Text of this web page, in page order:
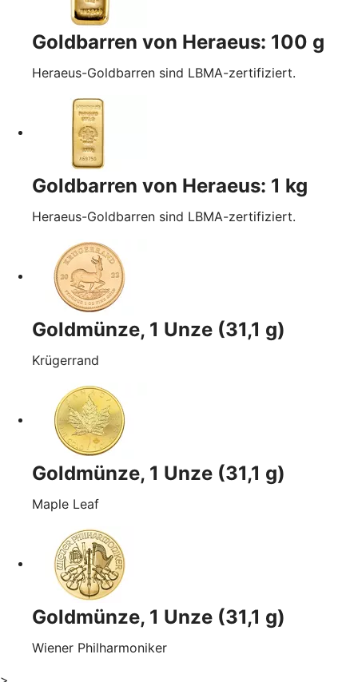
Goldbarren von Heraeus: 100 g
Heraeus-Goldbarren sind LBMA-zertifiziert.
Goldbarren von Heraeus: 1 kg
Heraeus-Goldbarren sind LBMA-zertifiziert.
Goldmünze, 1 Unze (31,1 g)
Krügerrand
Goldmünze, 1 Unze (31,1 g)
Maple Leaf
Goldmünze, 1 Unze (31,1 g)
Wiener Philharmoniker